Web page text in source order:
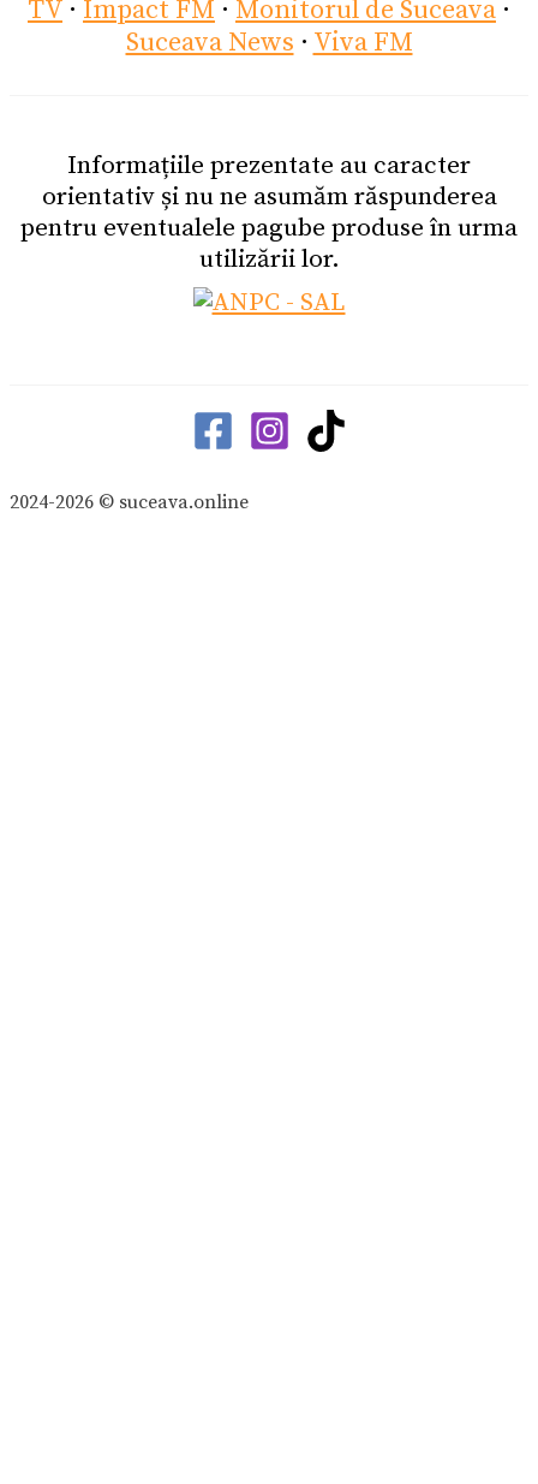
TV · Impact FM · Monitorul de Suceava ·
Suceava News · Viva FM
Informațiile prezentate au caracter
orientativ și nu ne asumăm răspunderea
pentru eventualele pagube produse în urma
utilizării lor.
2024-2026 © suceava.online